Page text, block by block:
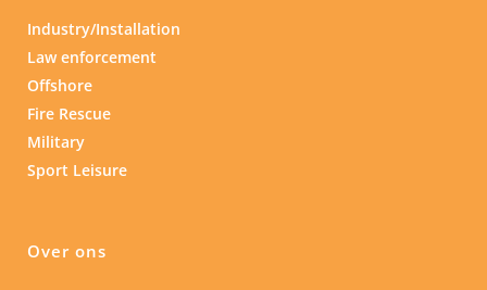
Industry/Installation
Law enforcement
Offshore
Fire Rescue
Military
Sport Leisure
Over ons